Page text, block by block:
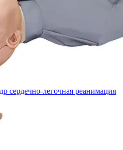
сердечно-легочная реанимация